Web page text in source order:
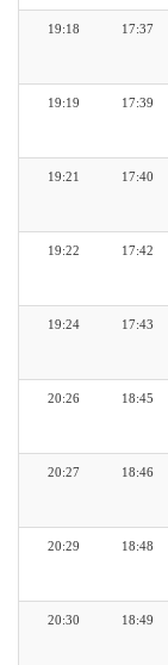
17:37
19:18
17:39
19:19
17:40
19:21
17:42
19:22
17:43
19:24
18:45
20:26
18:46
20:27
18:48
20:29
18:49
20:30